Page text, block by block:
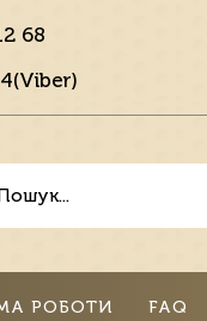
68
РОБОТИ FAQ